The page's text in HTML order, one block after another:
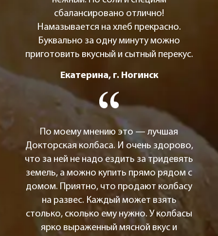
сбалансировано отлично!
Намазывается на хлеб прекрасно.
Буквально за одну минуту можно
приготовить вкусный и сытный перекус.
Екатерина, г. Ногинск
По моему мнению это — лучшая
Докторская колбаса. И очень здорово,
что за ней не надо ездить за тридевять
земель, а можно купить прямо рядом с
домом. Приятно, что продают колбасу
на развес. Каждый может взять
столько, сколько ему нужно. У колбасы
ярко выраженный мясной вкус и